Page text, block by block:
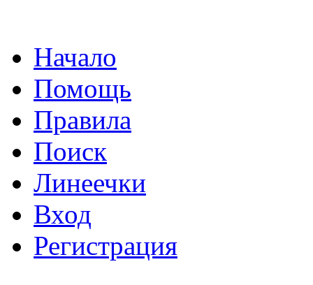
Начало
Помощь
Правила
Поиск
Линеечки
Вход
Регистрация